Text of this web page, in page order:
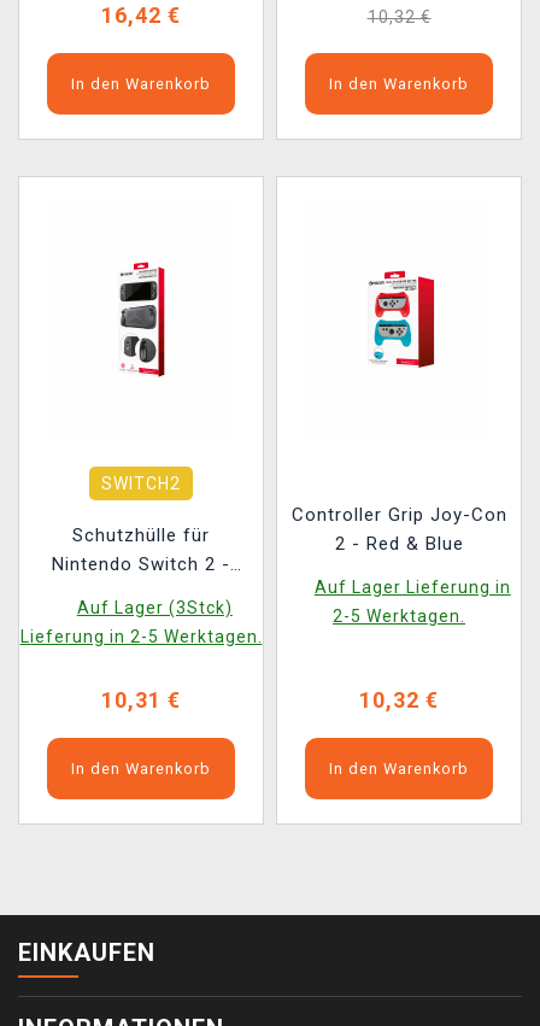
16,42 €
In den Warenkorb
10,32 €
In den Warenkorb
SWITCH2
Schutzhülle für
Nintendo Switch 2 -
Auf Lager (3Stck)
Lieferung in 2-5 Werktagen.
10,31 €
In den Warenkorb
Controller Grip Joy-Con
2 - Red & Blue
Auf Lager Lieferung in
2-5 Werktagen.
10,32 €
In den Warenkorb
EINKAUFEN